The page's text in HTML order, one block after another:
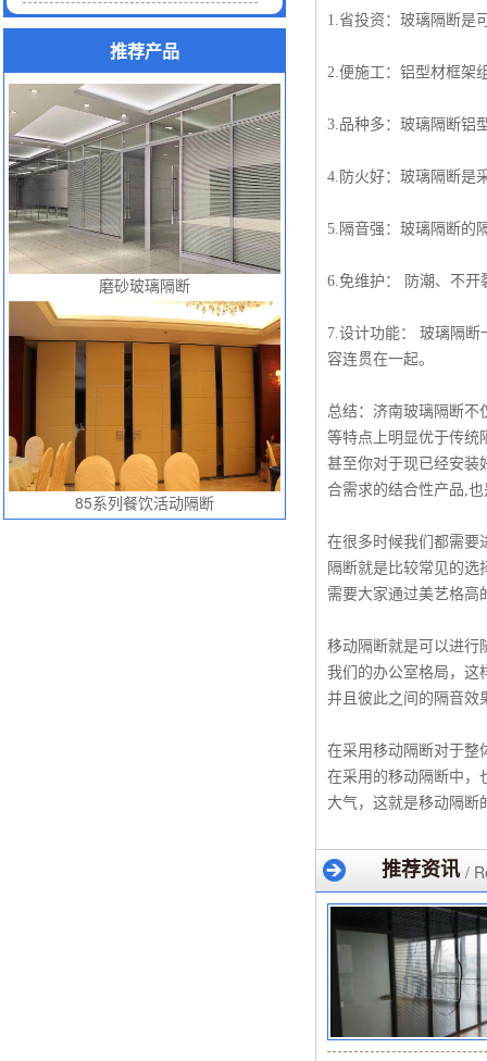
推荐产品
磨砂玻璃隔断
85系列餐饮活动隔断
1.省投资：玻璃隔断是
2.便施工：铝型材框架
3.品种多：玻璃隔断铝
4.防火好：玻璃隔断是
5.隔音强：玻璃隔断的
6.免维护： 防潮、不开
7.设计功能： 玻璃隔
容连贯在一起。
总结：济南玻璃隔断不
等特点上明显优于传统
甚至你对于现已经安装
合需求的结合性产品,
在很多时候我们都需要
隔断就是比较常见的选
需要大家通过美艺格高
移动隔断就是可以进行
我们的办公室格局，这
并且彼此之间的隔音效
在采用移动隔断对于整
在采用的移动隔断中，
大气，这就是移动隔断
推荐资讯 /